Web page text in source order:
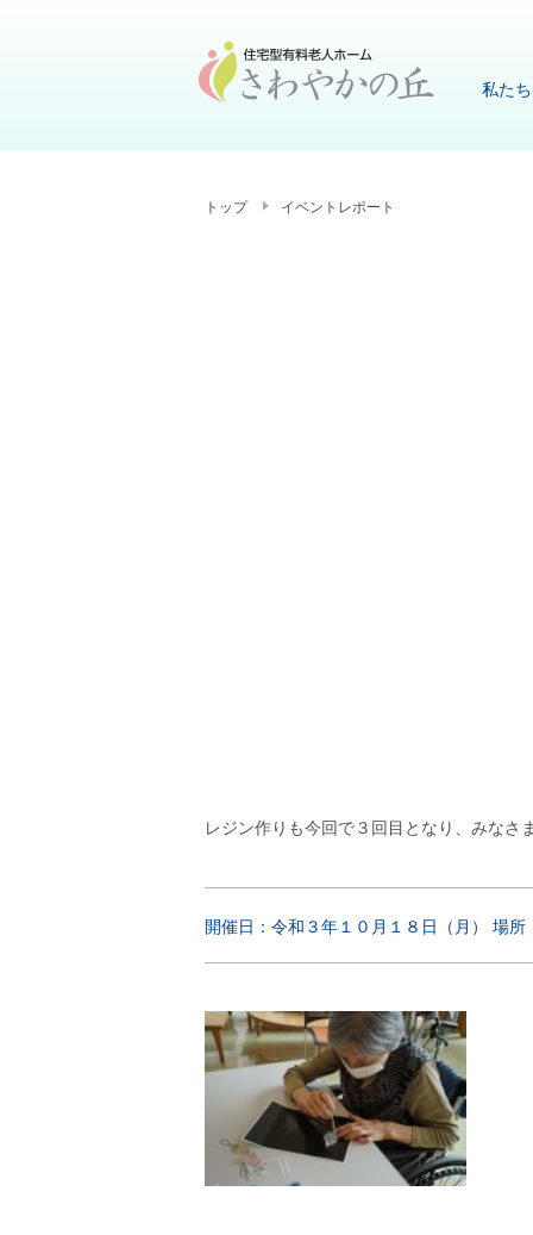
私た
トップ イベントレポート
レジン作りも今回で３回目となり、みなさ
開催日：令和３年１０月１８日（月） 場